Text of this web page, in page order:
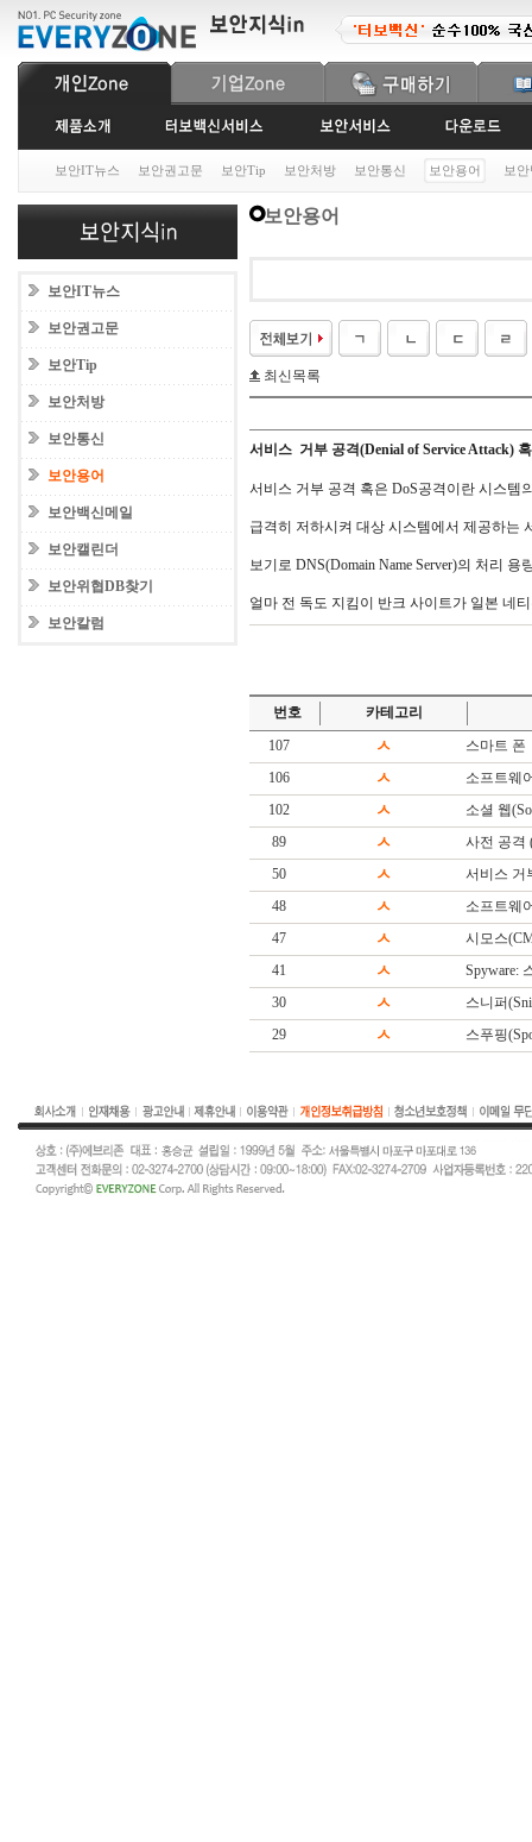
보안IT뉴스 보안권고문 보안Tip 보안처방 보안통신 보안용어 보
보안IT뉴스
보안권고문
보안Tip
보안처방
보안통신
보안용어
보안백신메일
보안캘린더
보안위협DB찾기
보안칼럼
보안용어
최신목록
서비스 거부 공격(Denial of Service Attack)
서비스 거부 공격 혹은 DoS공격이란 시스템
급격히 저하시켜 대상 시스템에서 제공하는
보기로 DNS(Domain Name Server)의 처리
얼마 전 독도 지킴이 반크 사이트가 일본 네
번호
카테고리
107
ㅅ
스마트 폰
106
ㅅ
소프트웨
102
ㅅ
소셜 웹
89
ㅅ
사전 공격
50
ㅅ
서비스 거
48
ㅅ
소프트웨
47
ㅅ
시모스
41
ㅅ
Spyware:
30
ㅅ
스니퍼
29
ㅅ 스푸핑